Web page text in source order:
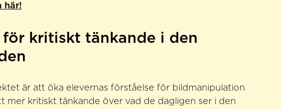
här!
kritiskt tänkande i den
är att öka elevernas förståelse för bildmanipulation
mer kritiskt tänkande över vad de dagligen ser i den